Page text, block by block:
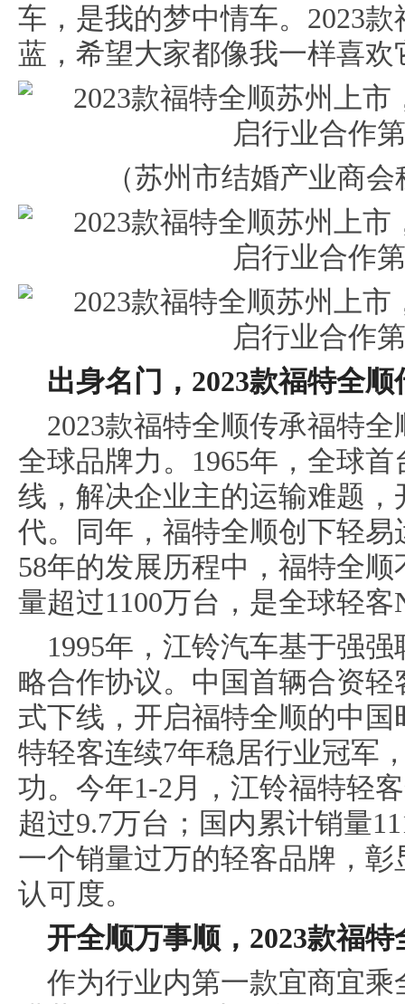
车，是我的梦中情车。2023
蓝，希望大家都像我一样喜欢
（苏州市结婚产业商
出身名门， 2023款福特全顺
2023款福特全顺传承福特
全球品牌力。1965年，全球
线，解决企业主的运输难题
代。同年，福特全顺创下轻
58年的发展历程中，福特全
量超过1100万台，是全球轻客
1995年，江铃汽车基于强
略合作协议。中国首辆合资
式下线，开启福特全顺的中
特轻客连续7年稳居行业冠军
功。今年1-2月，江铃福特轻
超过9.7万台；国内累计销量
一个销量过万的轻客品牌，
认可度。
开全顺万事顺， 2023款福特
作为行业内第一款宜商宜